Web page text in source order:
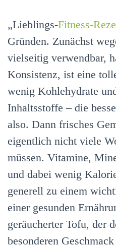
„Lieblings-Fitness-
Gründen. Zunächst
vielseitig verwendbar,
Konsistenz, ist eine
wenig Kohlehydrate
Inhaltsstoffe – die
also. Dann frisches
eigentlich nicht viele
müssen. Vitamine,
und dabei wenig
generell zu einem
einer gesunden
geräucherter Tofu, der
besonderen